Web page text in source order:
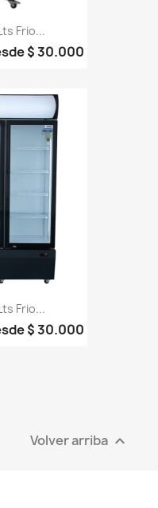
Frio...
$ 30.000
Frio...
$ 30.000
Volver arriba 